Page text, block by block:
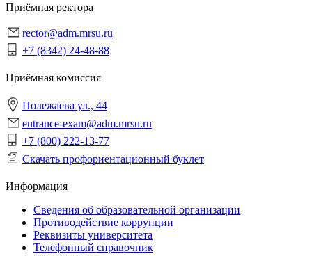
Приёмная ректора
rector@adm.mrsu.ru
+7 (8342) 24-48-88
Приёмная комиссия
Полежаева ул., 44
entrance-exam@adm.mrsu.ru
+7 (800) 222-13-77
Скачать профориентационный буклет
Информация
Сведения об образовательной организации
Противодействие коррупции
Реквизиты университета
Телефонный справочник